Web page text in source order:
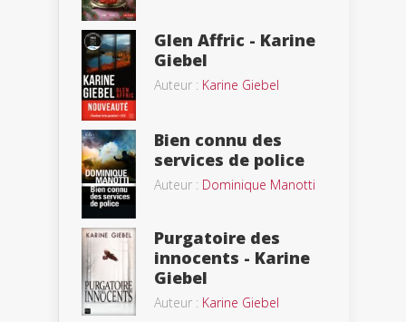
Glen Affric - Karine
Giebel
Auteur : Karine Giebel
Bien connu des
services de police
Auteur : Dominique Manotti
Purgatoire des
innocents - Karine
Giebel
Auteur : Karine Giebel